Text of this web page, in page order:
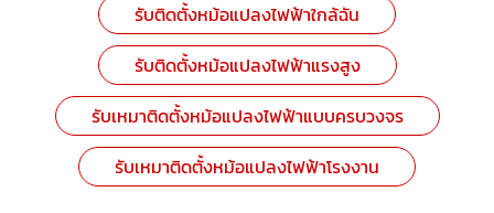
รับติดตั้งหม้อแปลงไฟฟ้าใกล้ฉัน
รับติดตั้งหม้อแปลงไฟฟ้าแรงสูง
รับเหมาติดตั้งหม้อแปลงไฟฟ้าแบบครบวงจร
รับเหมาติดตั้งหม้อแปลงไฟฟ้าโรงงาน